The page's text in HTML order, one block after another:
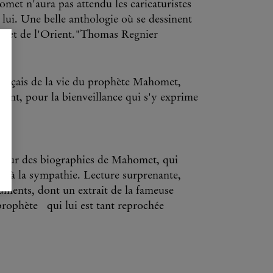
n'aura pas attendu les caricaturistes
Une belle anthologie où se dessinent
et de l'Orient."Thomas Regnier
de la vie du prophète Mahomet,
pour la bienveillance qui s'y exprime
sur des biographies de Mahomet, qui
à la sympathie. Lecture surprenante,
dont un extrait de la fameuse
qui lui est tant reprochée